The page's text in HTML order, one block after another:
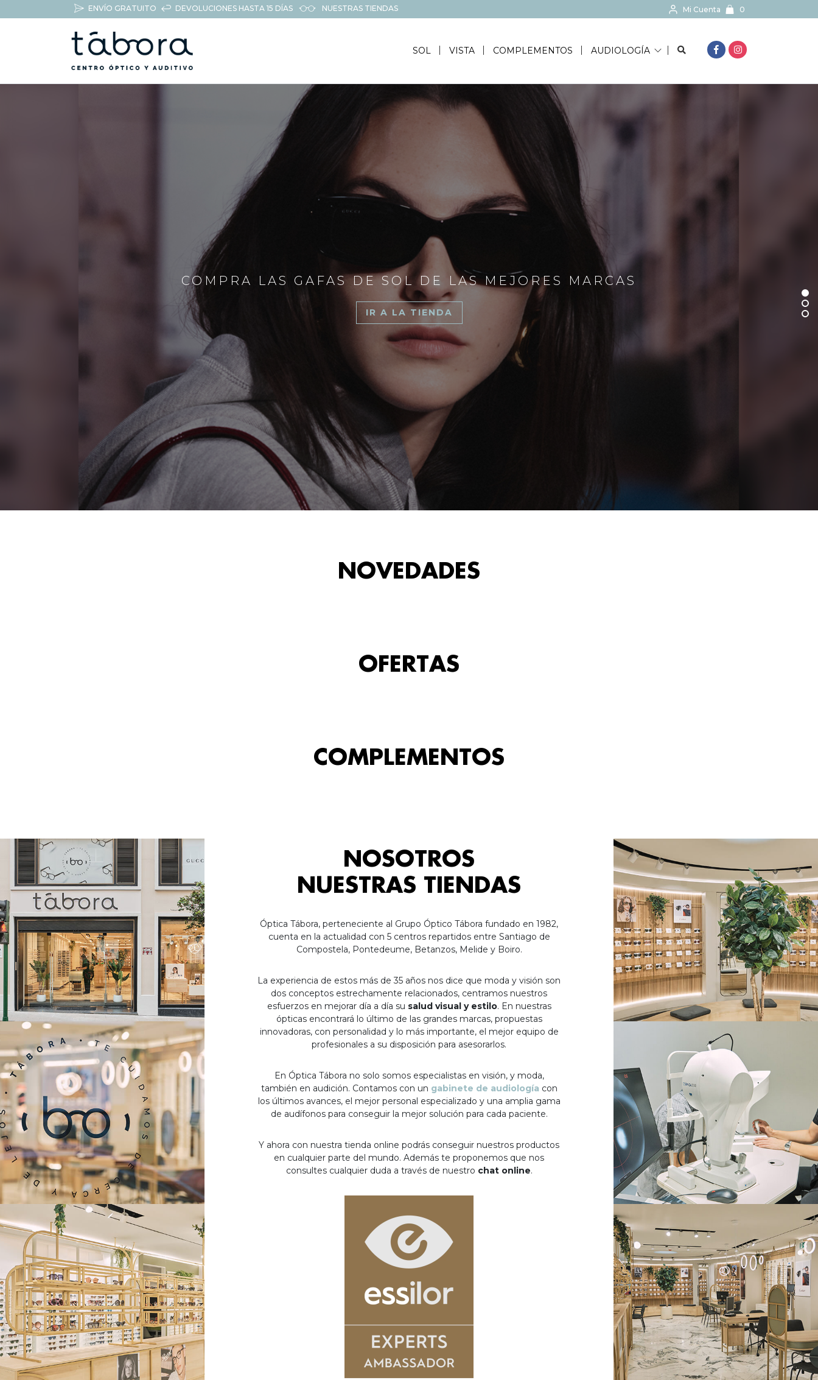
ENVÍO GRATUITO DEVOLUCIONES HASTA 15 DÍAS NUESTRAS TIENDAS Mi Cuenta 0
SOL VISTA COMPLEMENTOS AUDIOLOGÍA BUSCAR...
COMPRA LAS GAFAS DE SOL DE LAS MEJORES MARCAS
IR A LA TIENDA
NOVEDADES
OFERTAS
COMPLEMENTOS
NOSOTROS
NUESTRAS TIENDAS
Óptica Tábora, perteneciente al Grupo Óptico Tábora fundado en 1982,
cuenta en la actualidad con 5 centros repartidos entre Santiago de
Compostela, Pontedeume, Betanzos, Melide y Boiro.
La experiencia de estos más de 35 años nos dice que moda y visión son
dos conceptos estrechamente relacionados, centramos nuestros
esfuerzos en mejorar día a día su salud visual y estilo. En nuestras
ópticas encontrará lo último de las grandes marcas, propuestas
innovadoras, con personalidad y lo más importante, el mejor equipo de
profesionales a su disposición para asesorarlos.
En Óptica Tábora no solo somos especialistas en visión, y moda,
también en audición. Contamos con un gabinete de audiología con
los últimos avances, el mejor personal especializado y una amplia gama
de audífonos para conseguir la mejor solución para cada paciente.
Y ahora con nuestra tienda online podrás conseguir nuestros productos
en cualquier parte del mundo. Además te proponemos que nos
consultes cualquier duda a través de nuestro chat online.